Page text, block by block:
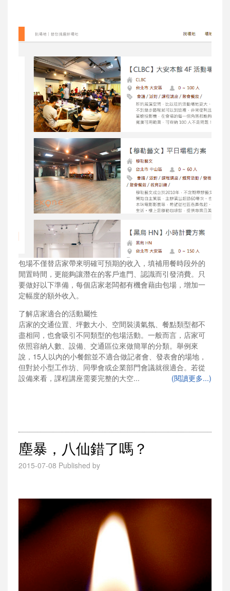
包場不僅替店家帶來明確可預期的收入，填補用餐時段外的
閒置時間，更能夠讓潛在的客戶進門、認識而引發消費。只
要做好以下準備，每個店家老闆都有機會藉由包場，增加一
定幅度的額外收入。
了解店家適合的活動屬性
店家的交通位置、坪數大小、空間裝潢氣氛、餐點類型都不
盡相同，也會吸引不同類型的包場活動。一般而言，店家可
依照容納人數、設備、交通區位來做簡單的分類。舉例來
說，15人以內的小餐館並不適合做記者會、發表會的場地，
但對於小型工作坊、同學會或企業部門會議就很適合。若從
設備來看，課程講座需要完整的大空...
(閱讀更多...)
塵暴，八仙錯了嗎？
2015-07-08 Published by